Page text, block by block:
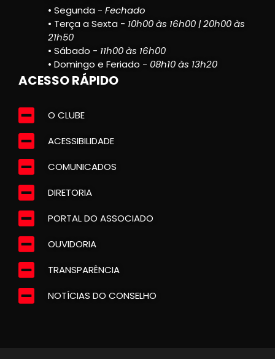
• Segunda - Fechado
• Terça a Sexta - 10h00 às 16h00 | 20h00 às
21h50
• Sábado - 11h00 às 16h00
• Domingo e Feriado - 08h10 às 13h20
ACESSO RÁPIDO
O CLUBE
ACESSIBILIDADE
COMUNICADOS
DIRETORIA
PORTAL DO ASSOCIADO
OUVIDORIA
TRANSPARÊNCIA
NOTÍCIAS DO CONSELHO